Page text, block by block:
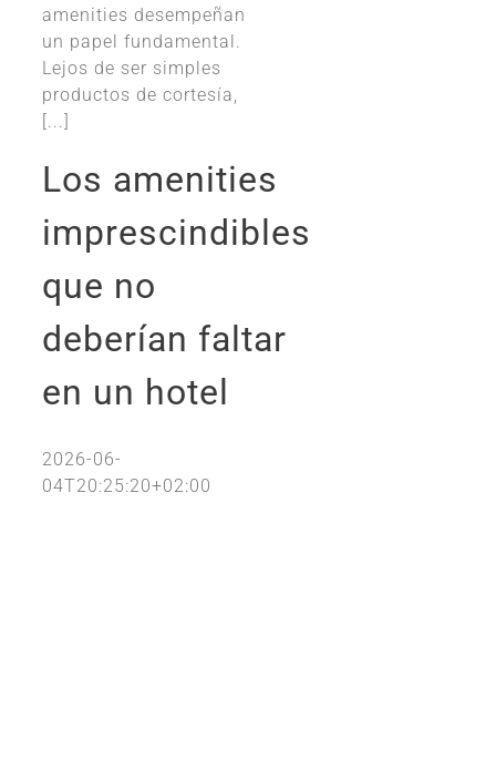
amenities desempeñan
un papel fundamental.
Lejos de ser simples
productos de cortesía,
[...]
Los amenities
imprescindibles
que no
deberían faltar
en un hotel
2026-06-
04T20:25:20+02:00